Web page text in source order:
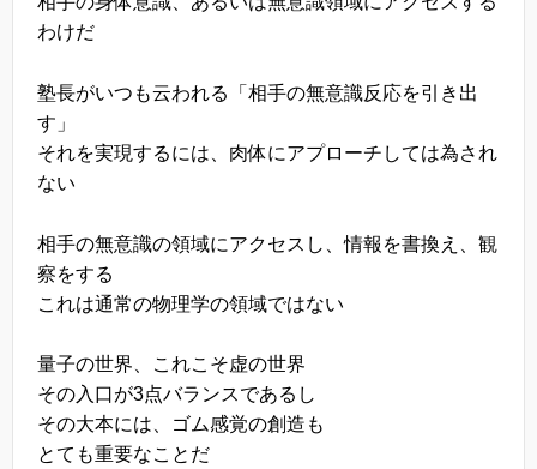
わけだ
塾長がいつも云われる「相手の無意識反応を引き出
す」
それを実現するには、肉体にアプローチしては為され
ない
相手の無意識の領域にアクセスし、情報を書換え、観
察をする
これは通常の物理学の領域ではない
量子の世界、これこそ虚の世界
その入口が3点バランスであるし
その大本には、ゴム感覚の創造も
とても重要なことだ